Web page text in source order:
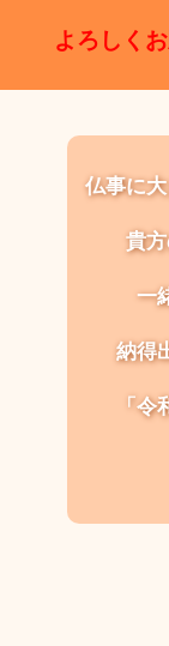
よろしく
仏事に
貴
一
納得
「